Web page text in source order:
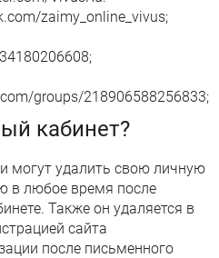
zaimy_online_vivus;
groups/218906588256833;
кабинет?
могут удалить свою личную
в любое время после
Также он удаляется в
сайта
после письменного